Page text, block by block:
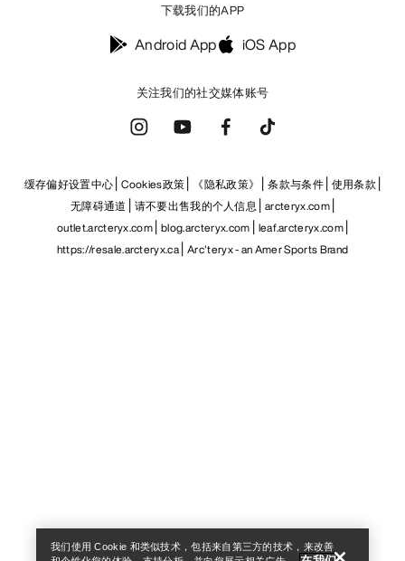
关注我们的社交媒体账号
下载我们的APP
Android App iOS App
缓存偏好设置中心 Cookies政策 《隐私政策》 条款与条件 使用条款
无障碍通道
请不要出售我的个人信息 arcteryx.com
outlet.arcteryx.com blog.arcteryx.com leaf.arcteryx.com
https://resale.arcteryx.ca Arc'teryx - an Amer Sports Brand
我们使用 Cookie 和类似技术，包括来自第三方的技术，来改善